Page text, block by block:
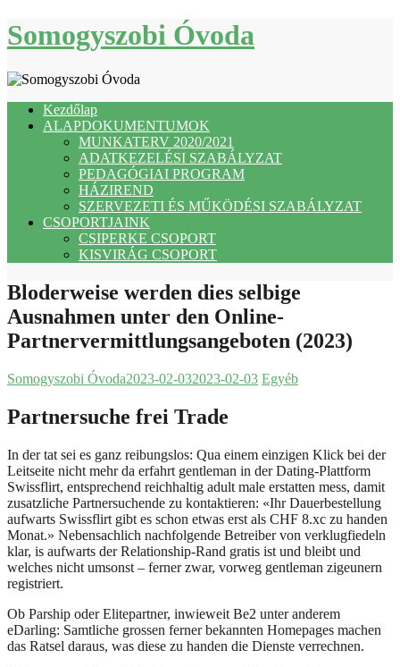
Skip
to
Somogyszobi Óvoda
Kezdőlap
ALAPDOKUMENTUMOK
MUNKATERV 2020/2021
ADATKEZELÉSI SZABÁLYZAT
PEDAGÓGIAI PROGRAM
HÁZIREND
SZERVEZETI ÉS MŰKÖDÉSI SZABÁLYZAT
CSOPORTJAINK
CSIPERKE CSOPORT
KISVIRÁG CSOPORT
Bloderweise werden dies selbige
Ausnahmen unter den Online-
Partnervermittlungsangeboten (2023)
Somogyszobi Óvoda2023-02-032023-02-03 Egyéb
Partnersuche frei Trade
In der tat sei es ganz reibungslos: Qua einem einzigen Klick bei der
Leitseite nicht mehr da erfahrt gentleman in der Dating-Plattform
Swissflirt, entsprechend reichhaltig adult male erstatten mess, damit
zusatzliche Partnersuchende zu kontaktieren: «Ihr Dauerbestellung
aufwarts Swissflirt gibt es schon etwas erst als CHF 8.xc zu handen
Monat.» Nebensachlich nachfolgende Betreiber von verklugfiedeln
klar, is aufwarts der Relationship-Rand gratis ist und bleibt und
welches nicht umsonst – ferner zwar, vorweg gentleman zigeunern
registriert.
Ob Parship oder Elitepartner, inwieweit Be2 unter anderem
eDarling: Samtliche grossen ferner bekannten Homepages machen
das Ratsel daraus, was diese zu handen die Dienste verrechnen.